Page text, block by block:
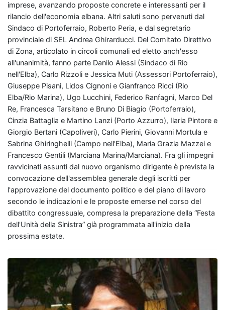
imprese, avanzando proposte concrete e interessanti per il
rilancio dell'economia elbana. Altri saluti sono pervenuti dal
Sindaco di Portoferraio, Roberto Peria, e dal segretario
provinciale di SEL Andrea Ghirarducci. Del Comitato Direttivo
di Zona, articolato in circoli comunali ed eletto anch'esso
all'unanimità, fanno parte Danilo Alessi (Sindaco di Rio
nell'Elba), Carlo Rizzoli e Jessica Muti (Assessori Portoferraio),
Giuseppe Pisani, Lidos Cignoni e Gianfranco Ricci (Rio
Elba/Rio Marina), Ugo Lucchini, Federico Ranfagni, Marco Del
Re, Francesca Tarsitano e Bruno Di Biagio (Portoferraio),
Cinzia Battaglia e Martino Lanzi (Porto Azzurro), Ilaria Pintore e
Giorgio Bertani (Capoliveri), Carlo Pierini, Giovanni Mortula e
Sabrina Ghiringhelli (Campo nell'Elba), Maria Grazia Mazzei e
Francesco Gentili (Marciana Marina/Marciana). Fra gli impegni
ravvicinati assunti dal nuovo organismo dirigente è prevista la
convocazione dell'assemblea generale degli iscritti per
l'approvazione del documento politico e del piano di lavoro
secondo le indicazioni e le proposte emerse nel corso del
dibattito congressuale, compresa la preparazione della “Festa
dell'Unità della Sinistra” già programmata all'inizio della
prossima estate.